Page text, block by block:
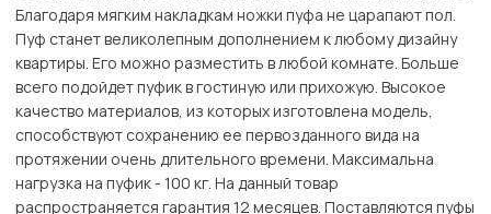
Благодаря мягким накладкам ножки пуфа не царапают пол.
Пуф станет великолепным дополнением к любому дизайну
квартиры. Его можно разместить в любой комнате. Больше
всего подойдет пуфик в гостиную или прихожую. Высокое
качество материалов, из которых изготовлена модель,
способствуют сохранению ее первозданного вида на
протяжении очень длительного времени. Максимальна
нагрузка на пуфик - 100 кг. На данный товар
распространяется гарантия 12 месяцев. Поставляются пуфы